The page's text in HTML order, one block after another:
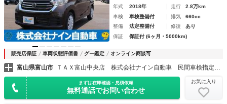
年式 2018年 走行
2.8万km
車検
車検整備付 排気
660cc
整備
法定整備付 修復
あり
保証
保証付 (6ヶ月・5000km)
販売店保証 車両状態評価書 グー鑑定 オンライン商談可
富山県富山市
まずは在庫確認・見積依頼
無料通話でお問い合わせ
お気に入り